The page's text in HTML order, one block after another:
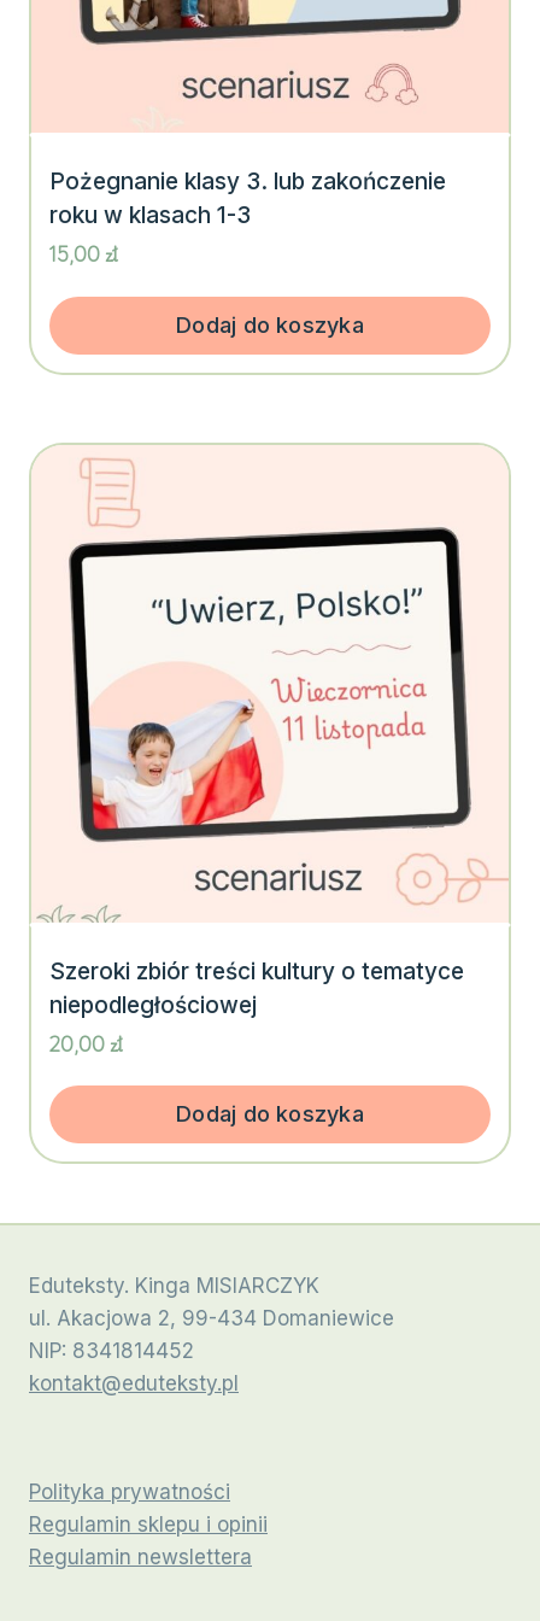
Pożegnanie klasy 3. lub zakończenie
roku w klasach 1-3
15,00zł
Dodaj do koszyka
Szeroki zbiór treści kultury o tematyce
niepodległościowej
20,00zł
Dodaj do koszyka
Eduteksty. Kinga MISIARCZYK
ul. Akacjowa 2, 99-434 Domaniewice
NIP: 8341814452
kontakt@eduteksty.pl
Polityka prywatności
Regulamin sklepu i opinii
Regulamin newslettera